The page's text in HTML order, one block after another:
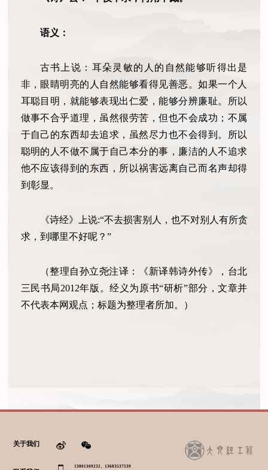
语义：
古书上说：耳朵灵敏的人的自然能够听得出是
非，眼睛明亮的人自然能够看得见善恶。如果一个人
耳聪目明，就能够表现出仁爱，能够分辨廉耻。所以
做事不合乎道理，虽然很劳苦，但也不会成功；不属
于自己的东西却去追求，虽然尽力也不会得到。所以
聪明的人不做不属于自己本分的事，廉洁的人不追求
他不应该得到的东西，所以祸害远离自己而名声却得
到彰显。
《诗经》上说:“不去损害别人，也不对别人有所贪
求，到哪里不好呢？”
（整理自孙立尧注译：《新译韩诗外传》，台北
三民书局2012年版。经义为原书“研析”部分，文章并
不代表本网观点；标题为整理者所加。）
关于我们
13801309232、13683537539